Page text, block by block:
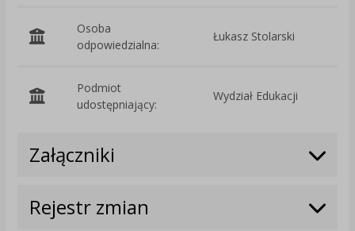
Osoba
odpowiedzialna:
Łukasz Stolarski
Podmiot
udostępniający:
Wydział Edukacji
Załączniki
Rejestr zmian